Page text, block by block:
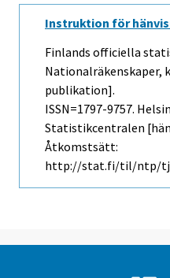
Instruktion för
Finlands officiella
Nationalräkenskaper,
publikation].
ISSN=1797-9757.
Statistikcentralen
Åtkomstsätt:
http://stat.fi/til/ntp/